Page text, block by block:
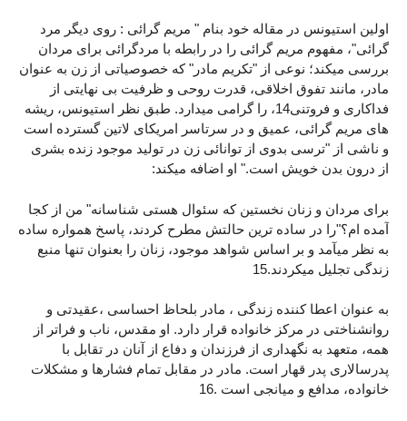
اولین استیونس در مقاله خود بنام " مریم گرائی : روی دیگر مرد
گرائی"، مفهوم مریم گرائی را در رابطه با مردگرائی برای مردان
بررسی میکند؛ نوعی از "تکریم مادر" که خصوصیاتی از زن به عنوان
مادر، مانند تفوق اخلاقی، قدرت روحی و ظرفیت بی نهایتی از
فداکاری و فروتنی14، را گرامی میدارد. طبق نظر استیونس، ریشه
های مریم گرائی، عمیق و در سرتاسر امریکای لاتین گسترده است
و ناشی از "ترسی بدوی از توانائی زن در تولید موجود زنده بشری
از درون بدن خویش است." او اضافه میکند:
برای مردان و زنان نخستین که سئوال هستی شناسانه" من از کجا
آمده ام؟"را در ساده ترین حالتش مطرح کردند، پاسخ همواره ساده
به نظر میآمد و بر اساس شواهد موجود، زنان را بعنوان تنها منبع
زندگی تجلیل میکردند.15
به عنوان اعطا کننده زندگی ، مادر بلحاظ احساسی ،عقیدتی و
روانشناختی در مرکز خانواده قرار دارد. او مقدس، ناب و فراتر از
همه، متعهد به نگهداری از فرزندان و دفاع از آنان در تقابل با
پدرسالاری پدر قهار است. مادر در مقابل تمام فشارها و مشکلات
خانواده، مدافع و میانجی است .16